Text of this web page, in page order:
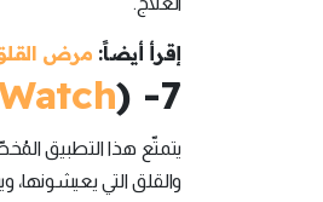
إقرأ أيضاً: مرض القلق
7- (
يتمتّع هذا التطبيق
والقلق التي